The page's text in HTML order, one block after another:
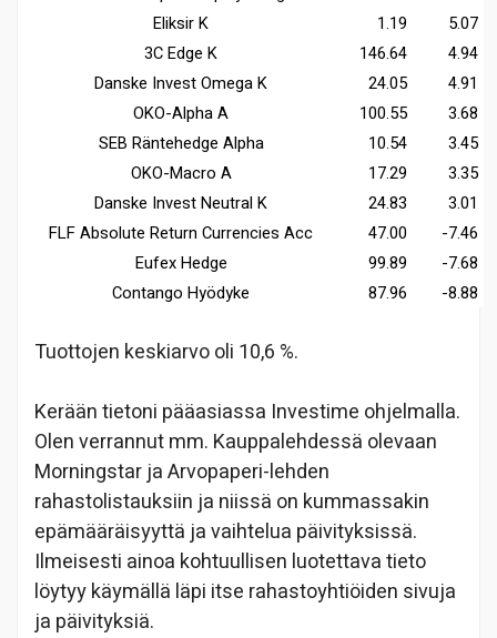
Eliksir K
1.19
5.07
3C Edge K
146.64
4.94
Danske Invest Omega K
24.05
4.91
OKO-Alpha A
100.55
3.68
SEB Räntehedge Alpha
10.54
3.45
OKO-Macro A
17.29
3.35
Danske Invest Neutral K
24.83
3.01
FLF Absolute Return Currencies Acc
47.00
-7.46
Eufex Hedge
99.89
-7.68
Contango Hyödyke
87.96 -8.88
Tuottojen keskiarvo oli 10,6 %.
Kerään tietoni pääasiassa Investime ohjelmalla.
Olen verrannut mm. Kauppalehdessä olevaan
Morningstar ja Arvopaperi-lehden
rahastolistauksiin ja niissä on kummassakin
epämääräisyyttä ja vaihtelua päivityksissä.
Ilmeisesti ainoa kohtuullisen luotettava tieto
löytyy käymällä läpi itse rahastoyhtiöiden sivuja
ja päivityksiä.